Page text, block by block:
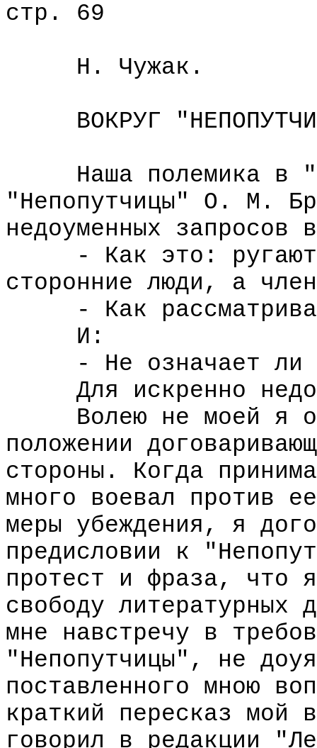
стр. 69
Н. Чужак.
ВОКРУГ
Наша полемика в
"Непопутчицы" О. М.
недоуменных
- Как это:
сторонние люди, а
- Как
И:
- Не означает ли
Для искренно
Волею не моей я
положении
стороны. Когда
много воевал против
меры убеждения, я
предисловии к
протест и фраза, что
свободу
мне навстречу в
"Непопутчицы", не
поставленного мною
краткий пересказ
говорил в редакции